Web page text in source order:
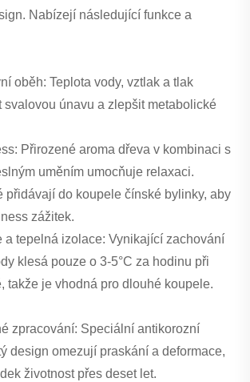
Nabízejí následující funkce a
oběh: Teplota vody, vztlak a tlak
svalovou únavu a zlepšit metabolické
Přirozené aroma dřeva v kombinaci s
uměním umocňuje relaxaci.
přidávají do koupele čínské bylinky, aby
zážitek.
a tepelná izolace: Vynikající zachování
klesá pouze o 3-5°C za hodinu při
takže je vhodná pro dlouhé koupele.
zpracování: Speciální antikorozní
design omezují praskání a deformace,
životnost přes deset let.